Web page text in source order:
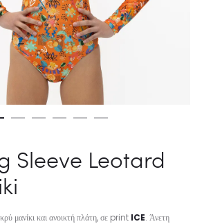
Sleeve Leotard
μανίκι και ανοικτή πλάτη, σε print ICE. Άνετη